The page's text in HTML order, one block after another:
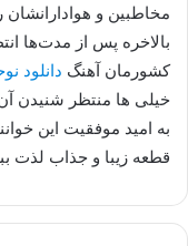
مخاطبین و هوادارانشان
بالاخره پس از مدت‌ها
کشورمان آهنگ دانلود
خیلی ها منتظر شنیدن
به امید موفقیت این
قطعه زیبا و جذاب لذت